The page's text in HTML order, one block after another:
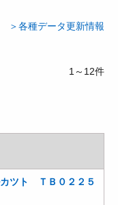
＞各種データ更新情報
1～12件
ツト ＴＢ０２２５